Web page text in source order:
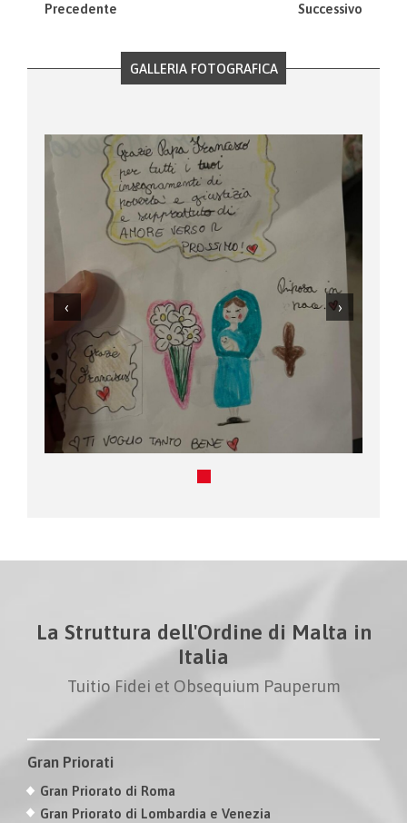
Precedente Successivo
GALLERIA FOTOGRAFICA
La Struttura dell'Ordine di Malta in
Italia
Tuitio Fidei et Obsequium Pauperum
Gran Priorati
Gran Priorato di Roma
Gran Priorato di Lombardia e Venezia